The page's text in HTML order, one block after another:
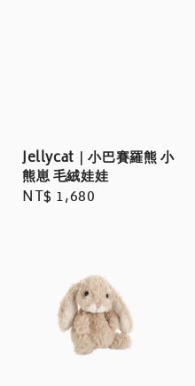
Jellycat｜小巴賽羅熊 小
熊崽 毛絨娃娃
Regular
NT$ 1,680